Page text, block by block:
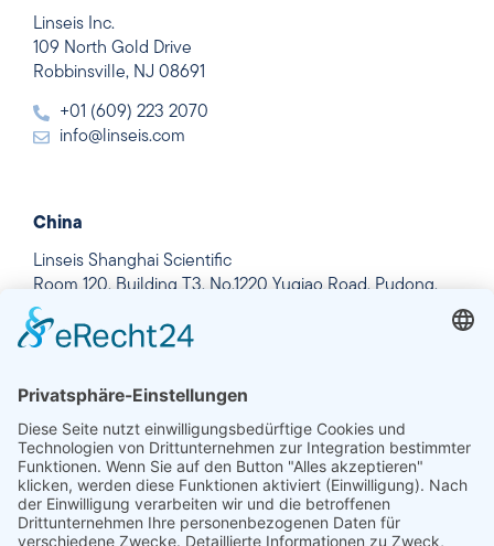
USA
Linseis Inc.
109 North Gold Drive
Robbinsville, NJ 08691
China
Linseis Shanghai Scientific
Room 120, Building T3, No.1220 Yuqiao Road, Pudong,
+86-21-61901203
+86-21-50550642
info@linseis.com.cn